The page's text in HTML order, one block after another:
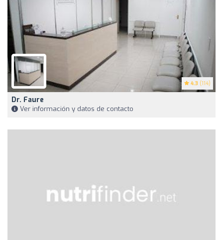
4.3 (114)
Dr. Faure
Ver información y datos de contacto